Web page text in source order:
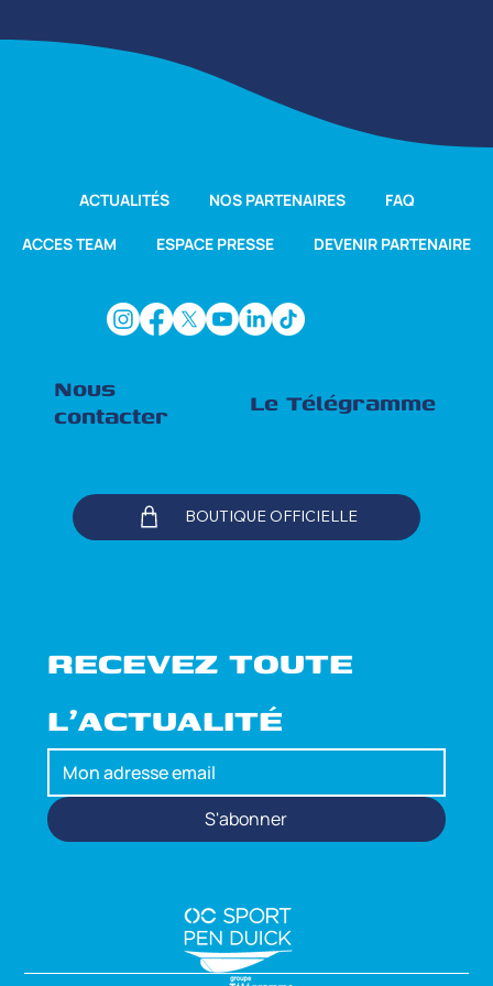
RECEVEZ TOUTE
L'ACTUALITÉ
S'abonner
ACTUALITÉS NOS PARTENAIRES FAQ
ACCES TEAM ESPACE PRESSE DEVENIR PARTENAIRE
Le Télégramme
Nous
contacter
BOUTIQUE OFFICIELLE